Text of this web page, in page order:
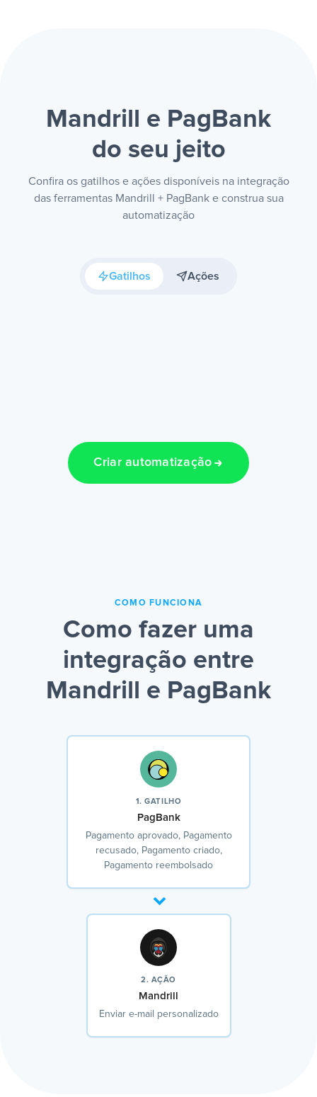
Mandrill e PagBank
do seu jeito
Confira os gatilhos e ações disponíveis na integração
das ferramentas Mandrill + PagBank e construa sua
automatização
Gatilhos Ações
Criar automatização
COMO FUNCIONA
Como fazer uma
integração entre
Mandrill e PagBank
1. GATILHO
PagBank
Pagamento aprovado, Pagamento
recusado, Pagamento criado,
Pagamento reembolsado
2. AÇÃO
Mandrill
Enviar e-mail personalizado